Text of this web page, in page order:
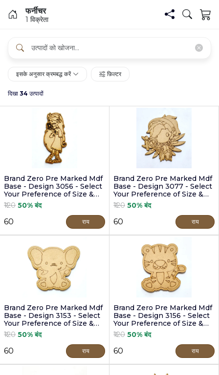
फर्नीचर
1 विक्रेता
इसके अनुसार क्रमबद्ध करें फ़िल्टर
दिखा 34 उत्पादों
Brand Zero Pre Marked Mdf
Base - Design 3056 - Select
Your Preference of Size &
Thickness
₹120 50% बंद
₹60 राय
Brand Zero Pre Marked Mdf
Base - Design 3077 - Select
Your Preference of Size &
Thickness
₹120 50% बंद
₹60 राय
Brand Zero Pre Marked Mdf
Base - Design 3153 - Select
Your Preference of Size &
Thickness
₹120 50% बंद
₹60 राय
Brand Zero Pre Marked Mdf
Base - Design 3156 - Select
Your Preference of Size &
Thickness
₹120 50% बंद
₹60 राय